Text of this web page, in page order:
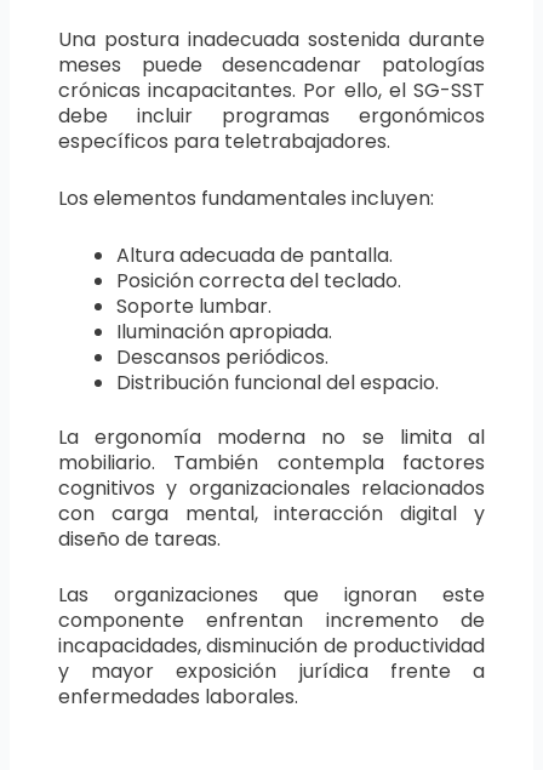
Una postura inadecuada sostenida durante
meses puede desencadenar patologías
crónicas incapacitantes. Por ello, el SG-SST
debe incluir programas ergonómicos
específicos para teletrabajadores.
Los elementos fundamentales incluyen:
Altura adecuada de pantalla.
Posición correcta del teclado.
Soporte lumbar.
Iluminación apropiada.
Descansos periódicos.
Distribución funcional del espacio.
La ergonomía moderna no se limita al
mobiliario. También contempla factores
cognitivos y organizacionales relacionados
con carga mental, interacción digital y
diseño de tareas.
Las organizaciones que ignoran este
componente enfrentan incremento de
incapacidades, disminución de productividad
y mayor exposición jurídica frente a
enfermedades laborales.